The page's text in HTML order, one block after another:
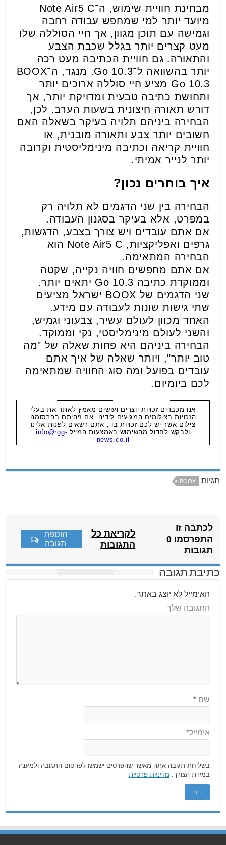
מבחינת חוויית שימוש, ה־Note Air5 C
מיועד יותר למי שמחפש עבודה רחבה
וגמישה עם תוכן מגוון, אך חיי הסוללה שלו
מעט קצרים יותר בגלל שכבת הצבע
והתאורה. גם חוויית הכתיבה מעט רכה
יותר בהשוואה ל־Go 10.3. מנגד, ה־BOOX
Go 10.3 מציע חיי סוללה ארוכים יותר
ותחושת כתיבה טבעית ומדויקת יותר, אך
דורש תאורה חיצונית בשעות הערב. לכן,
הבחירה ביניהם תלויה בעיקר בשאלה האם
חשובים יותר צבע ותאורה מובנית, או
חוויית קריאה וכתיבה מינימליסטית וקרובה
יותר לנייר אמיתי.
איך בוחרים נכון?
הבחירה בין שני הדגמים לא תלויה רק
במפרט, אלא בעיקר בסגנון העבודה.
אם אתם עובדים ויש צורך בצבע, הדגשות,
גרפים ואפליקציות, Note Air5 C הוא
הבחירה המתאימה.
אם אתם מחפשים חוויה נקייה, שקטה
וממוקדת כתיבה Go 10.3 יתאים יותר.
שני הדגמים של BOOX ישראל מציעים
שתי גישות שונות לעבודה עם מידע.
האחד מכוון לעולם עשיר, צבעוני וגמיש,
והשני לעולם מינימליסטי, נקי וממוקד.
הבחירה ביניהם היא פחות שאלה של "מה
טוב יותר", ויותר שאלה של איך אתם
עובדים בפועל ומה סוג החוויה שמתאימה
לכם ביומיום.
אנו מכבדים זכויות יוצרים ועושים מאמץ לאתר את בעלי
הזכויות בצילומים המגיעים לידינו .אם זיהיתם בפרסומנו
צילום אשר יש לכם זכויות בו , אתם רשאים לפנות אלינו
ולבקש לחדול מהשימוש באמצעות המייל info@rgg-
news.co.il
תגיות BOOX
לכתבה זו
התפרסמו 0
תגובות
לקריאת כל
התגובות
הוספת
תגובה
כתיבת תגובה
האימייל לא יוצג באתר.
התגובה שלך
שם*
אימייל*
בשליחת תגובה אתה מאשר שהפרטים ישמשו לפרסום התגובה ולמענה
במידת הצורך. מדיניות פרטיות